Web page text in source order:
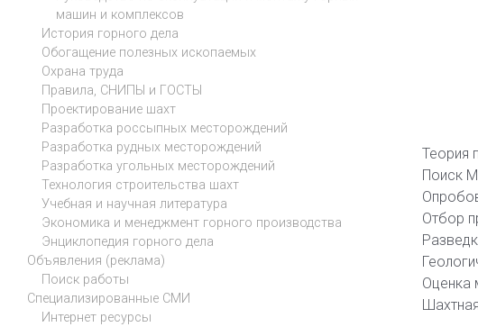
Теория
Поиск
Отбор
Оценка
машин и комплексов
История горного дела
Обогащение полезных ископаемых
Охрана труда
Правила, СНИПЫ и ГОСТЫ
Проектирование шахт
Разработка россыпных месторождений
Разработка рудных месторождений
Разработка угольных месторождений
Технология строительства шахт
Учебная и научная литература
Экономика и менеджмент горного производства
Энциклопедия горного дела
Объявления (реклама)
Поиск работы
Специализированные СМИ
Интернет ресурсы